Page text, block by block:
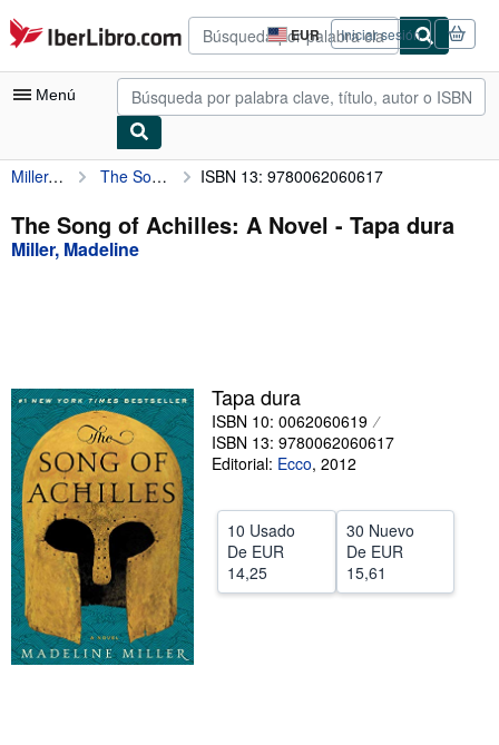
Pasar al contenido principal
IberLibro.com EUR
Preferencias
de
compra
del
Iniciar sesión
Menú
Mi cuenta
Consultar mis pedidos
Búsqueda avanzada
Vendedores
Comenzar a vender
Ayuda
CERRAR
Miller, Madeline The Song of Achilles: A Novel ISBN 13: 9780062060617
The Song of Achilles: A Novel - Tapa dura
Miller, Madeline
Tapa dura
ISBN 10: 0062060619
ISBN 13: 9780062060617
Editorial: Ecco, 2012
10 Usado
De EUR
14,25
30 Nuevo
De EUR
15,61